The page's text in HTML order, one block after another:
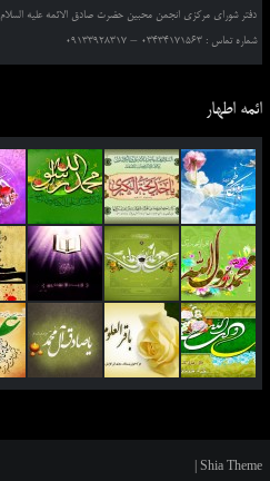
دفتر شورای مرکزی انجمن محبین حضرت صادق الائمه علیه السلام
شماره تماس : 03434171563 – 09133928317
ائمه اطهار
Shia Theme
|